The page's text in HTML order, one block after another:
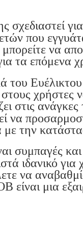
για
που
μπορείτε να
τα επόμενα
χρήστες
στις
την
συμπαγές
ιδανικό
να
είναι μια